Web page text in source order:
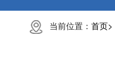
当前位置： 首页>